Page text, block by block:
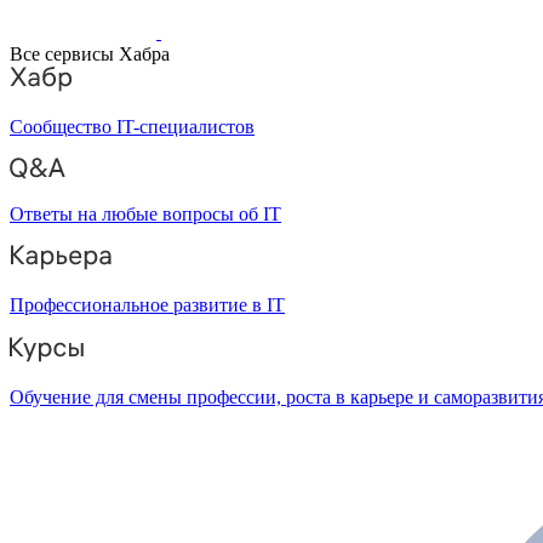
Все сервисы Хабра
Сообщество IT-специалистов
Ответы на любые вопросы об IT
Профессиональное развитие в IT
Обучение для смены профессии, роста в карьере и